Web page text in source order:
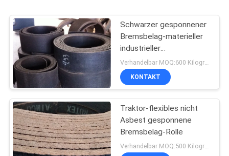
Schwarzer gesponnener
Bremsbelag-materieller
industrieller
Messingdraht verstärkte
Crane Usage
KONTAKT
Traktor-flexibles nicht
Asbest gesponnene
Bremsbelag-Rolle